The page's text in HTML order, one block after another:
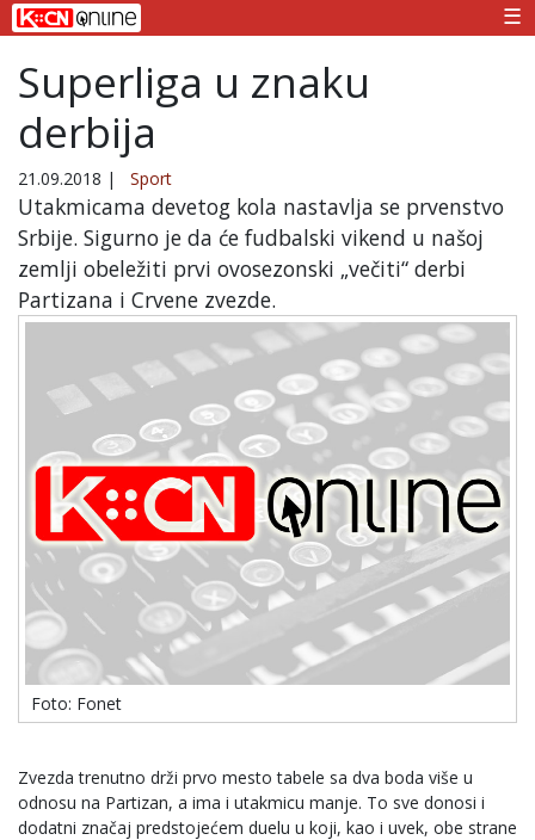
☰
Superliga u znaku
derbija
21.09.2018 | Sport
Utakmicama devetog kola nastavlja se prvenstvo
Srbije. Sigurno je da će fudbalski vikend u našoj
zemlji obeležiti prvi ovosezonski „večiti“ derbi
Partizana i Crvene zvezde.
Foto: Fonet
Zvezda trenutno drži prvo mesto tabele sa dva boda više u
odnosu na Partizan, a ima i utakmicu manje. To sve donosi i
dodatni značaj predstojećem duelu u koji, kao i uvek, obe strane